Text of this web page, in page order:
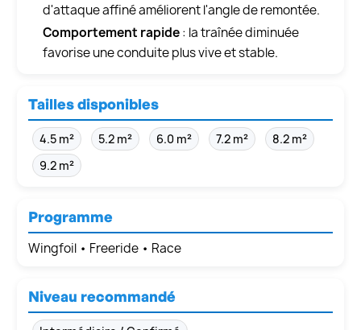
d'attaque affiné améliorent l'angle de remontée.
Comportement rapide: la traînée diminuée
favorise une conduite plus vive et stable.
Tailles disponibles
4.5 m² 5.2 m² 6.0 m² 7.2 m²
8.2 m²
9.2 m²
Programme
Wingfoil • Freeride • Race
Niveau recommandé